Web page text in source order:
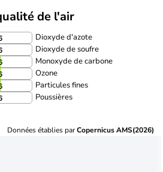
de l'air
Dioxyde d'azote
Dioxyde de soufre
Monoxyde de carbone
Ozone
Particules fines
Poussières
Données établies parCopernicus AMS(2026)